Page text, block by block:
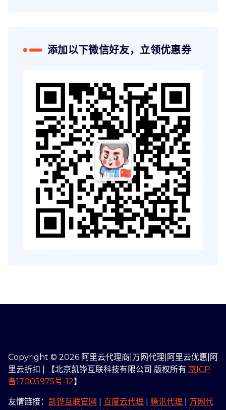
添加以下微信好友，立领优惠券
Copyright © 2026 阿里云代理商|万网代理|阿里云优惠|阿
里云折扣 | 【北京凯铧互联科技有限公司 版权所有 京ICP
备17005975号-12】
友情链接： 凯铧互联官网 百度云代理 腾讯代理
万网代